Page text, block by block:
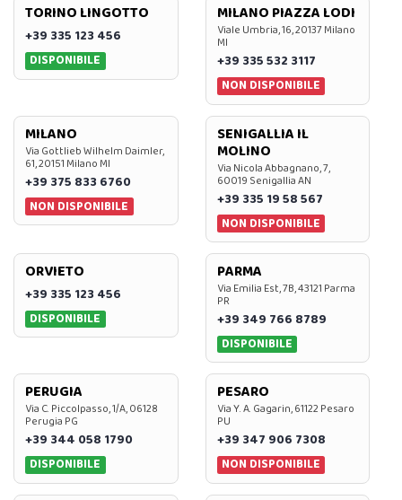
TORINO LINGOTTO
+39 335 123 456
DISPONIBILE
MILANO PIAZZA LODI
Viale Umbria, 16, 20137 Milano
MI
+39 335 532 3117
NON DISPONIBILE
MILANO
Via Gottlieb Wilhelm Daimler,
61, 20151 Milano MI
+39 375 833 6760
NON DISPONIBILE
SENIGALLIA IL
MOLINO
Via Nicola Abbagnano, 7,
60019 Senigallia AN
+39 335 19 58 567
NON DISPONIBILE
ORVIETO
+39 335 123 456
DISPONIBILE
PARMA
Via Emilia Est, 7B, 43121 Parma
PR
+39 349 766 8789
DISPONIBILE
PERUGIA
Via C. Piccolpasso, 1/A, 06128
Perugia PG
+39 344 058 1790
DISPONIBILE
PESARO
Via Y. A. Gagarin, 61122 Pesaro
PU
+39 347 906 7308
NON DISPONIBILE